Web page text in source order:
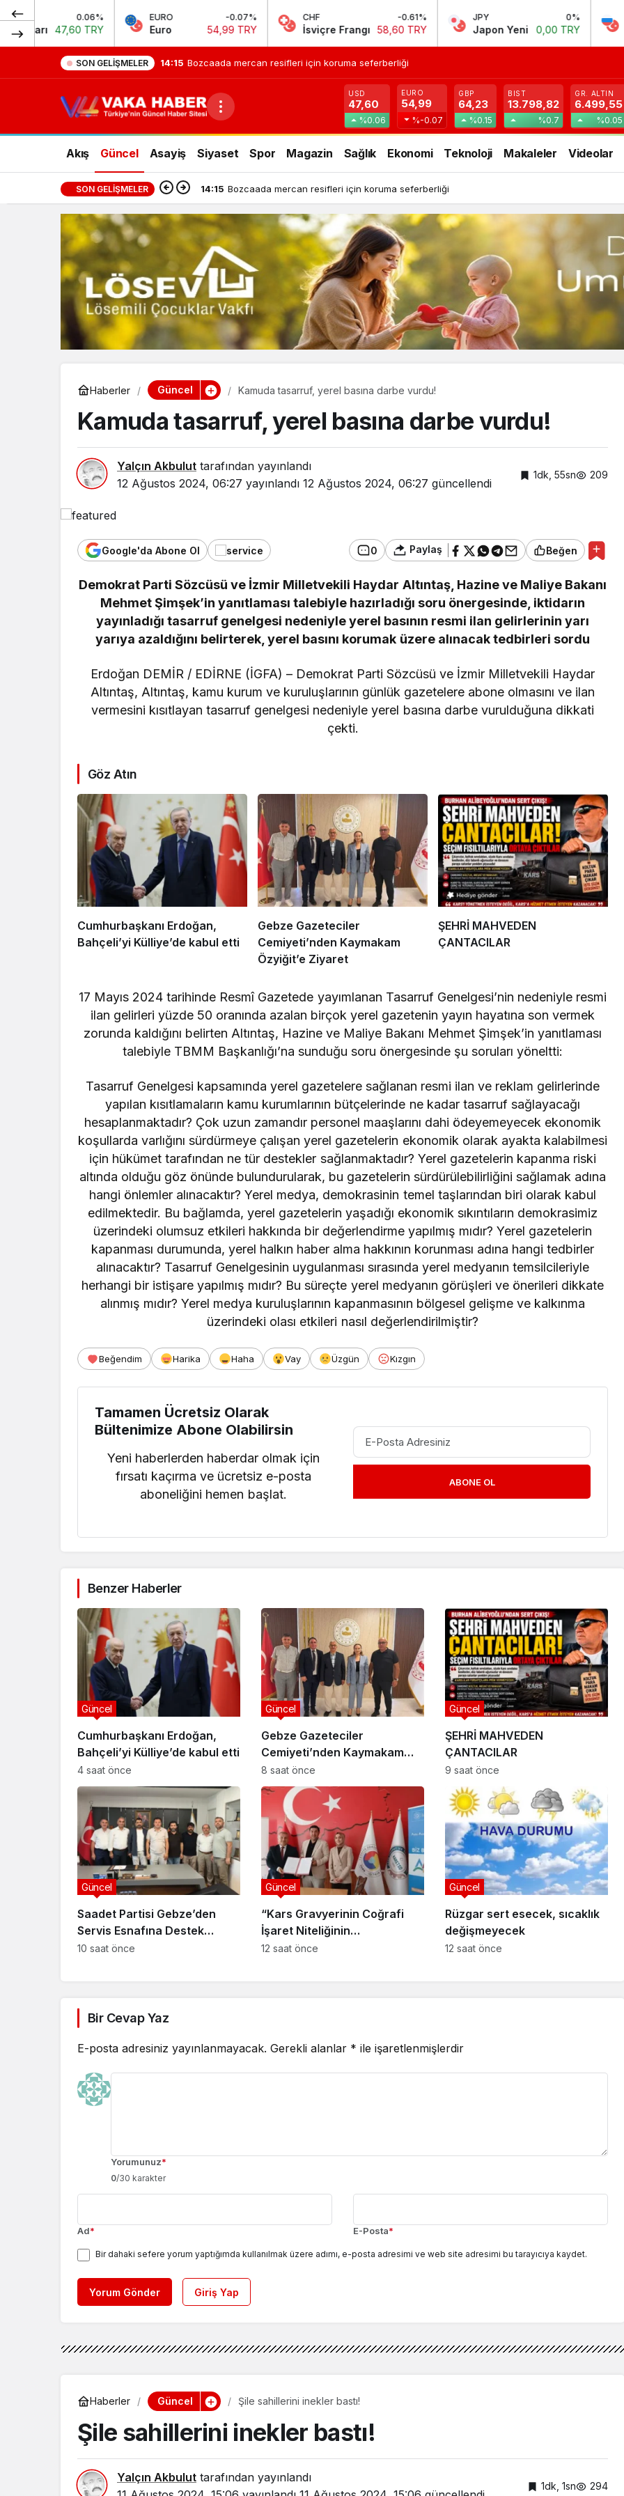
-0.07%
Euro 54,99 TRY
-0.61%
İsviçre Frangı 58,60 TRY
0%
Japon Yeni 0,00 TRY
-
Rus Rublesi 0,58
SON GELIŞMELER 14:15 Bozcaada mercan resifleri için koruma seferberliği
USD
47,60
%0.06
EURO
54,99
%-0.07
GBP
64,23
%0.15
BIST
13.798,82
%0.7
GR. ALTIN
6.499,55
%0.05
Akış Güncel Asayiş Siyaset Spor Magazin Sağlık Ekonomi Teknoloji Makaleler Videolar
SON GELIŞMELER 14:15 Bozcaada mercan resifleri için koruma seferberliği
Haberler Güncel Kamuda tasarruf, yerel basına darbe vurdu!
Kamuda tasarruf, yerel basına darbe vurdu!
Yalçın Akbulut tarafından yayınlandı
12 Ağustos 2024, 06:27 yayınlandı 12 Ağustos 2024, 06:27 güncellendi
1dk, 55sn 209
Google'da Abone Ol 0 Paylaş Beğen
Demokrat Parti Sözcüsü ve İzmir Milletvekili Haydar Altıntaş, Hazine ve Maliye Bakanı
Mehmet Şimşek’in yanıtlaması talebiyle hazırladığı soru önergesinde, iktidarın
yayınladığı tasarruf genelgesi nedeniyle yerel basının resmi ilan gelirlerinin yarı
yarıya azaldığını belirterek, yerel basını korumak üzere alınacak tedbirleri sordu
Erdoğan DEMİR / EDİRNE (İGFA) – Demokrat Parti Sözcüsü ve İzmir Milletvekili Haydar
Altıntaş, Altıntaş, kamu kurum ve kuruluşlarının günlük gazetelere abone olmasını ve ilan
vermesini kısıtlayan tasarruf genelgesi nedeniyle yerel basına darbe vurulduğuna dikkati
çekti.
Göz Atın
Cumhurbaşkanı Erdoğan,
Bahçeli’yi Külliye’de kabul etti
Gebze Gazeteciler
Cemiyeti’nden Kaymakam
Özyiğit’e Ziyaret
ŞEHRİ MAHVEDEN
ÇANTACILAR
17 Mayıs 2024 tarihinde Resmî Gazetede yayımlanan Tasarruf Genelgesi’nin nedeniyle resmi
ilan gelirleri yüzde 50 oranında azalan birçok yerel gazetenin yayın hayatına son vermek
zorunda kaldığını belirten Altıntaş, Hazine ve Maliye Bakanı Mehmet Şimşek’in yanıtlaması
talebiyle TBMM Başkanlığı’na sunduğu soru önergesinde şu soruları yöneltti:
Tasarruf Genelgesi kapsamında yerel gazetelere sağlanan resmi ilan ve reklam gelirlerinde
yapılan kısıtlamaların kamu kurumlarının bütçelerinde ne kadar tasarruf sağlayacağı
hesaplanmaktadır? Çok uzun zamandır personel maaşlarını dahi ödeyemeyecek ekonomik
koşullarda varlığını sürdürmeye çalışan yerel gazetelerin ekonomik olarak ayakta kalabilmesi
için hükümet tarafından ne tür destekler sağlanmaktadır? Yerel gazetelerin kapanma riski
altında olduğu göz önünde bulundurularak, bu gazetelerin sürdürülebilirliğini sağlamak adına
hangi önlemler alınacaktır? Yerel medya, demokrasinin temel taşlarından biri olarak kabul
edilmektedir. Bu bağlamda, yerel gazetelerin yaşadığı ekonomik sıkıntıların demokrasimiz
üzerindeki olumsuz etkileri hakkında bir değerlendirme yapılmış mıdır? Yerel gazetelerin
kapanması durumunda, yerel halkın haber alma hakkının korunması adına hangi tedbirler
alınacaktır? Tasarruf Genelgesinin uygulanması sırasında yerel medyanın temsilcileriyle
herhangi bir istişare yapılmış mıdır? Bu süreçte yerel medyanın görüşleri ve önerileri dikkate
alınmış mıdır? Yerel medya kuruluşlarının kapanmasının bölgesel gelişme ve kalkınma
üzerindeki olası etkileri nasıl değerlendirilmiştir?
Beğendim Harika Haha Vay Üzgün Kızgın
Tamamen Ücretsiz Olarak
Bültenimize Abone Olabilirsin
Yeni haberlerden haberdar olmak için
fırsatı kaçırma ve ücretsiz e-posta
aboneliğini hemen başlat.
ABONE OL
Benzer Haberler
Cumhurbaşkanı Erdoğan,
Bahçeli’yi Külliye’de kabul etti
Güncel
4 saat önce
Gebze Gazeteciler
Cemiyeti’nden Kaymakam
Özyiğit’e Ziyaret
Güncel
8 saat önce
ŞEHRİ MAHVEDEN
ÇANTACILAR
Güncel
9 saat önce
Saadet Partisi Gebze’den
Servis Esnafına Destek
Ziyareti: “Sektörde Adalet
Güncel
10 saat önce
“Kars Gravyerinin Coğrafi
İşaret Niteliğinin
Güçlendirilmesi Projesi”
Güncel
12 saat önce
Rüzgar sert esecek, sıcaklık
değişmeyecek
Güncel
12 saat önce
Bir Cevap Yaz
E-posta adresiniz yayınlanmayacak. Gerekli alanlar * ile işaretlenmişlerdir
Yorumunuz*
0/30 karakter
Ad* E-Posta*
Bir dahaki sefere yorum yaptığımda kullanılmak üzere adımı, e-posta adresimi ve web site adresimi bu tarayıcıya kaydet.
Yorum Gönder Giriş Yap
Yaşam
Bozcaada mercan
resifleri için koruma
seferberliği
Güncel
Cumhurbaşkanı
Erdoğan, Bahçeli’yi
Külliye’de kabul etti
Haberler Güncel Şile sahillerini inekler bastı!
Şile sahillerini inekler bastı!
Yalçın Akbulut tarafından yayınlandı
1dk, 1sn 294